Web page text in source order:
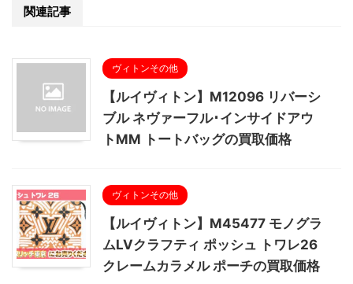
関連記事
ヴィトンその他
【ルイヴィトン】M12096 リバーシ
ブル ネヴァーフル･インサイドアウ
トMM トートバッグの買取価格
ヴィトンその他
【ルイヴィトン】M45477 モノグラ
ムLVクラフティ ポッシュ トワレ26
クレームカラメル ポーチの買取価格